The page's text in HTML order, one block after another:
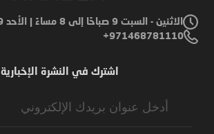
الاثنين - السبت 9 صباحًا إلى 8 مساءً | الأحد 9 صباحًا إلى 6 مساءً
971468781110+
اشترك في النشرة الإخبارية